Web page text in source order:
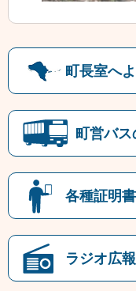
町長室へ
町営バ
各種証明書
ラジオ広報